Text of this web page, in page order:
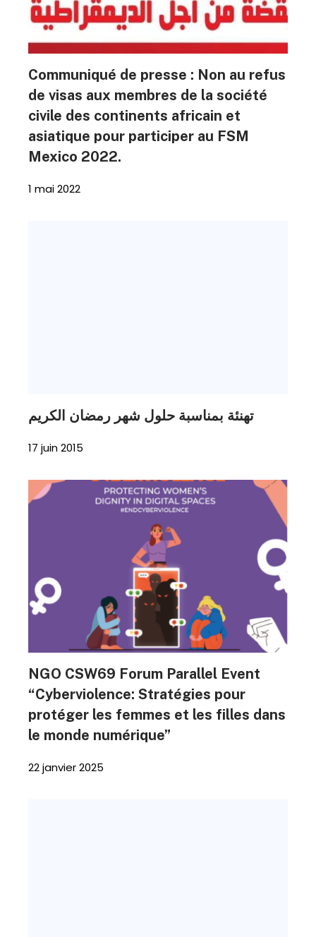
Communiqué de presse : Non au refus
de visas aux membres de la société
civile des continents africain et
asiatique pour participer au FSM
Mexico 2022.
1 mai 2022
17 juin 2015
NGO CSW69 Forum Parallel Event
“Cyberviolence: Stratégies pour
protéger les femmes et les filles dans
le monde numérique”
22 janvier 2025